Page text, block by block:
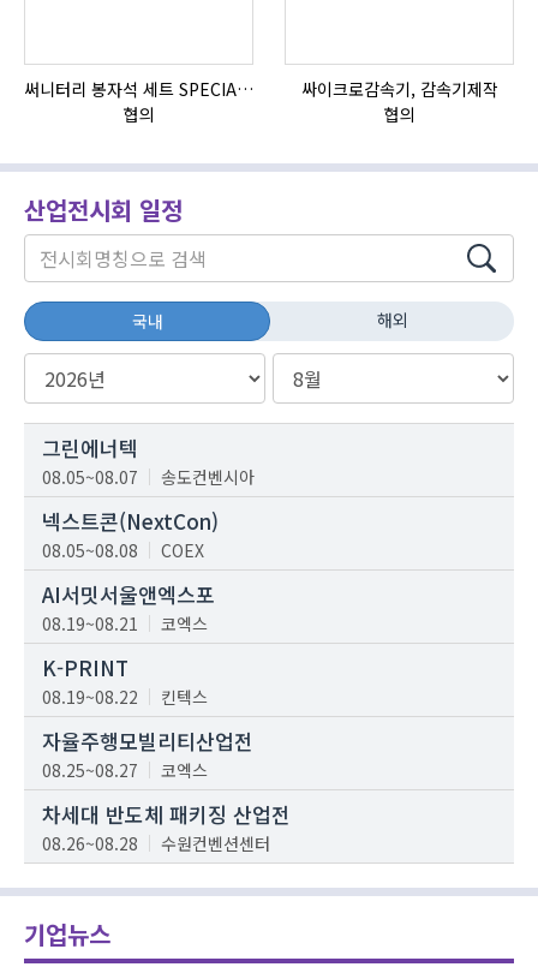
써니터리 봉자석 세트 SPECIAL , 봉자석 , 자석봉 , 호퍼용자석 , 전자석
협의
싸이크로감속기, 감속기제작
협의
산업전시회 일정
국내 해외
그린에너텍
08.05~08.07 송도컨벤시아
넥스트콘(NextCon)
08.05~08.08 COEX
AI서밋서울앤엑스포
08.19~08.21 코엑스
K-PRINT
08.19~08.22 킨텍스
자율주행모빌리티산업전
08.25~08.27 코엑스
차세대 반도체 패키징 산업전
08.26~08.28 수원컨벤션센터
기업뉴스